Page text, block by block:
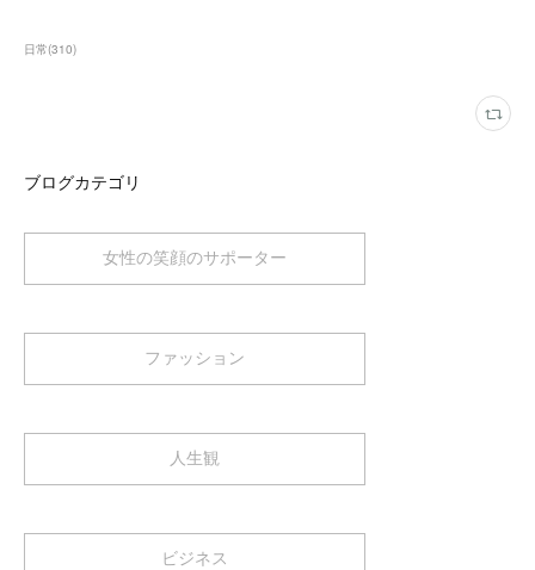
日常(310)
ブログカテゴリ
女性の笑顔のサポーター
ファッション
人生観
ビジネス